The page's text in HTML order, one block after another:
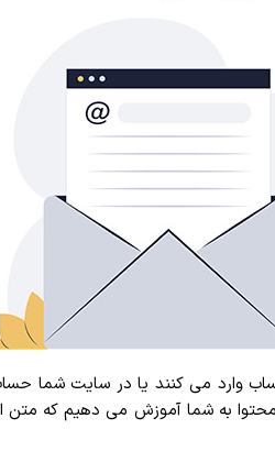
وارد می کنند یا در سایت شما
به شما آموزش می دهیم که